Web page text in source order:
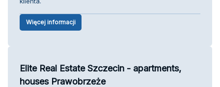
Więcej informacji
Elite Real Estate Szczecin - apartments,
houses Prawobrzeże